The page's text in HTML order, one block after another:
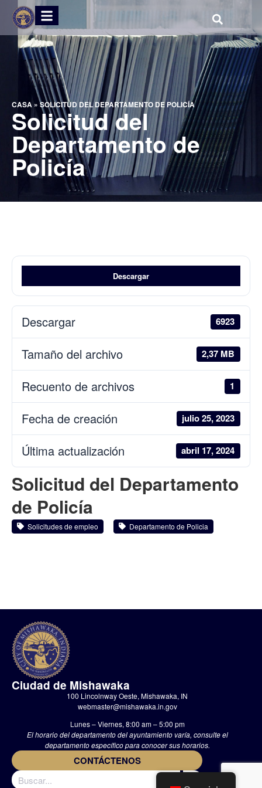
CASA»SOLICITUD DEL DEPARTAMENTO DE POLICÍA
Solicitud del
Departamento de
Policía
Descargar
Descargar 6923
Tamaño del archivo 2,37 MB
Recuento de archivos 1
Fecha de creación julio 25, 2023
Última actualización abril 17, 2024
Solicitud del Departamento
de Policía
Solicitudes de empleo Departamento de Policia
Ciudad de Mishawaka
100 Lincolnway Oeste, Mishawaka, IN
webmaster@mishawaka.in.gov
Lunes – Viernes, 8:00 am – 5:00 pm
El horario del departamento del ayuntamiento varía, consulte el
departamento específico para conocer sus horarios.
CONTÁCTENOS